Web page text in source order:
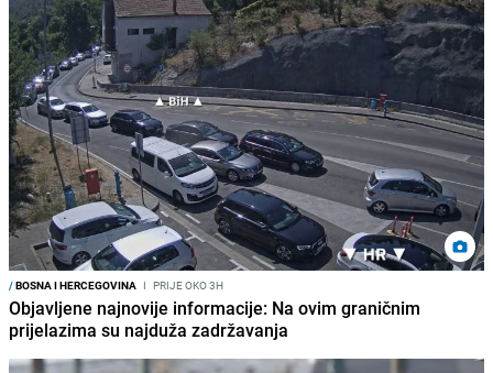
/BOSNA I HERCEGOVINA I PRIJE OKO 3H
Objavljene najnovije informacije: Na ovim graničnim
prijelazima su najduža zadržavanja